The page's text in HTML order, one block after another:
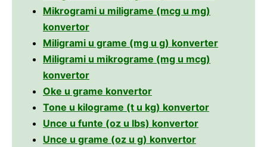
Mikrogrami u miligrame (mcg u mg)
konvertor
Miligrami u grame (mg u g) konverter
Miligrami u mikrograme (mg u mcg)
konvertor
Oke u grame konvertor
Tone u kilograme (t u kg) konvertor
Unce u funte (oz u lbs) konvertor
Unce u grame (oz u g) konvertor